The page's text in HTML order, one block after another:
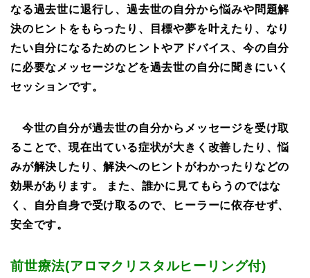
なる過去世に退行し、過去世の自分から悩みや問題解
決のヒントをもらったり、目標や夢を叶えたり、なり
たい自分になるためのヒントやアドバイス、今の自分
に必要なメッセージなどを過去世の自分に聞きにいく
セッションです。
今世の自分が過去世の自分からメッセージを受け取
ることで、現在出ている症状が大きく改善したり、悩
みが解決したり、解決へのヒントがわかったりなどの
効果があります。
また、誰かに見てもらうのではな
く、自分自身で受け取るので、ヒーラーに依存せず、
安全です。
前世療法(アロマクリスタルヒーリング付)